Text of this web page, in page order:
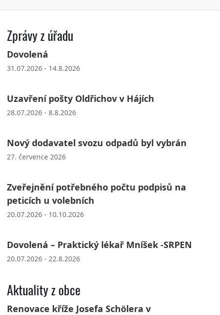
Zprávy z úřadu
Dovolená
31.07.2026 - 14.8.2026
Uzavření pošty Oldřichov v Hájích
28.07.2026 - 8.8.2026
Nový dodavatel svozu odpadů byl vybrán
27. července 2026
Zveřejnění potřebného počtu podpisů na
peticích u volebních
20.07.2026 - 10.10.2026
Dovolená – Praktický lékař Mníšek -SRPEN
20.07.2026 - 22.8.2026
Aktuality z obce
Renovace kříže Josefa Schölera v